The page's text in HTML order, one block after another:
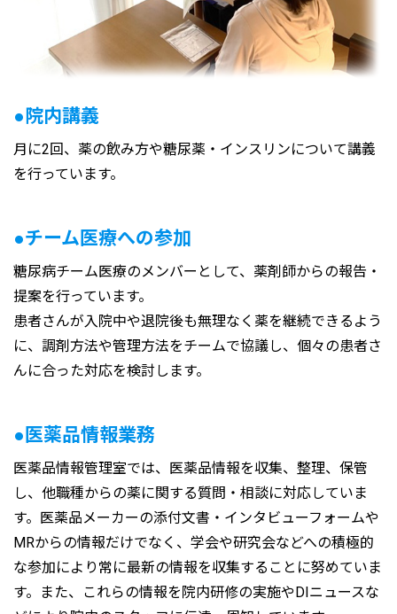
●院内講義
月に2回、薬の飲み方や糖尿薬・インスリンについて講義
を行っています。
●チーム医療への参加
糖尿病チーム医療のメンバーとして、薬剤師からの報告・
提案を行っています。
患者さんが入院中や退院後も無理なく薬を継続できるよう
に、調剤方法や管理方法をチームで協議し、個々の患者さ
んに合った対応を検討します。
●医薬品情報業務
医薬品情報管理室では、医薬品情報を収集、整理、保管
し、他職種からの薬に関する質問・相談に対応していま
す。医薬品メーカーの添付文書・インタビューフォームや
MRからの情報だけでなく、学会や研究会などへの積極的
な参加により常に最新の情報を収集することに努めていま
す。また、これらの情報を院内研修の実施やDIニュースな